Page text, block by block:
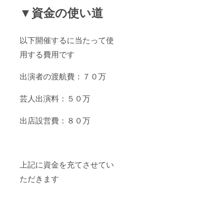
▼資金の使い道
以下開催するに当たって使
用する費用です
出演者の渡航費：７０万
芸人出演料：５０万
出店設営費：８０万
上記に資金を充てさせてい
ただきます